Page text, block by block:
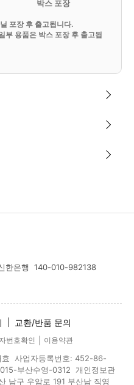
박스 포장
포장 후 출고됩니다.
부 용품은 박스 포장 후 출고됩
한은행 140-010-982138
교환/반품 문의
번호확인 이용약관
효 사업자등록번호: 452-86-
부산수영-0312 개인정보관
남구 우암로 191 부산남 직영